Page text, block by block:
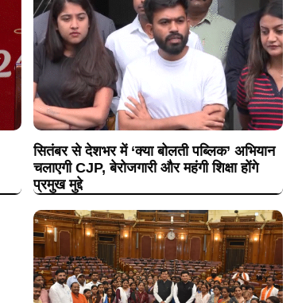
सितंबर से देशभर में ‘क्या बोलती पब्लिक’ अभियान
चलाएगी CJP, बेरोजगारी और महंगी शिक्षा होंगे
प्रमुख मुद्दे